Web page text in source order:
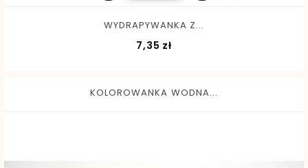
WYDRAPYWANKA Z...
7,35 zł
KOLOROWANKA WODNA...